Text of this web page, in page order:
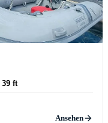
39 ft
Ansehen